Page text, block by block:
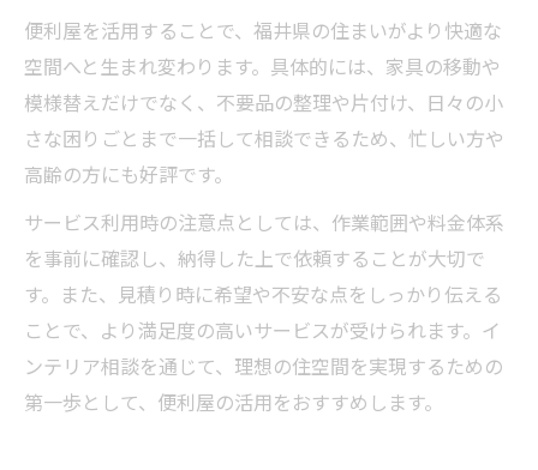
便利屋を活用することで、福井県の住まいがより快適な
空間へと生まれ変わります。具体的には、家具の移動や
模様替えだけでなく、不要品の整理や片付け、日々の小
さな困りごとまで一括して相談できるため、忙しい方や
高齢の方にも好評です。
サービス利用時の注意点としては、作業範囲や料金体系
を事前に確認し、納得した上で依頼することが大切で
す。また、見積り時に希望や不安な点をしっかり伝える
ことで、より満足度の高いサービスが受けられます。イ
ンテリア相談を通じて、理想の住空間を実現するための
第一歩として、便利屋の活用をおすすめします。